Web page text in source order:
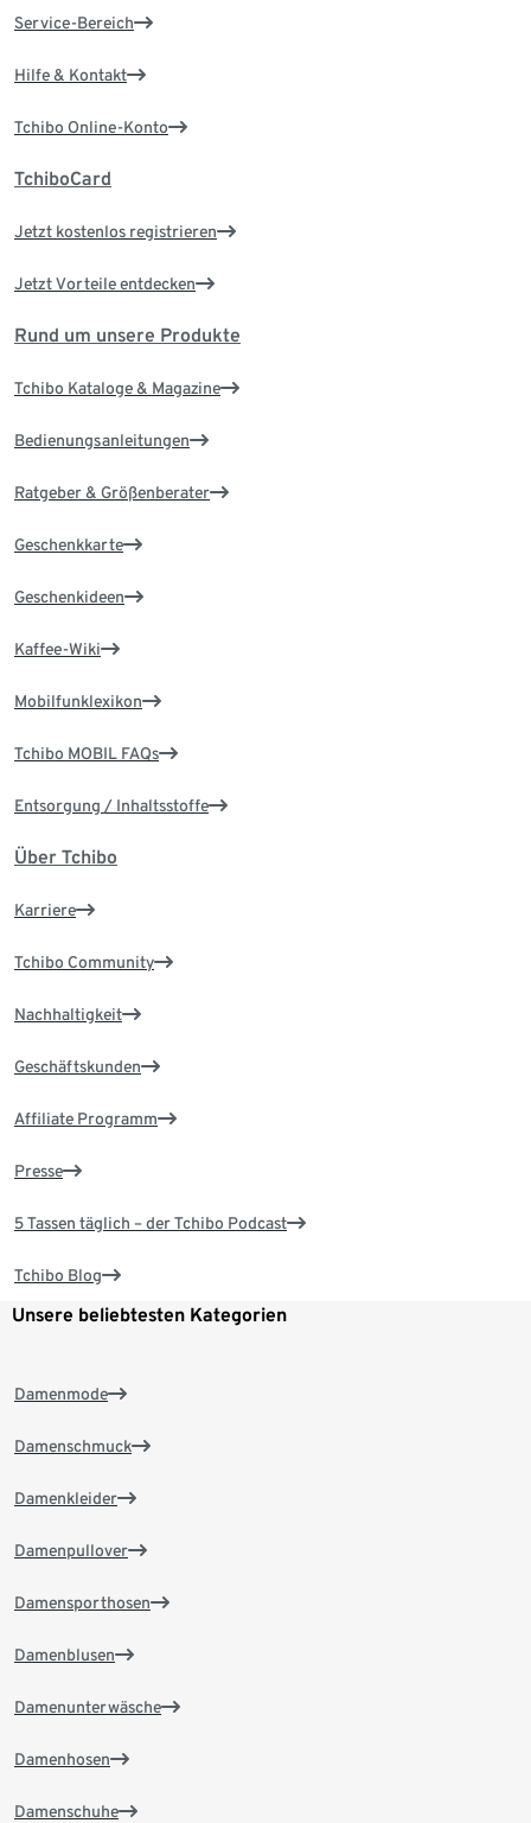
Service-Bereich
Hilfe & Kontakt
Tchibo Online-Konto
TchiboCard
Jetzt kostenlos registrieren
Jetzt Vorteile entdecken
Rund um unsere Produkte
Tchibo Kataloge & Magazine
Bedienungsanleitungen
Ratgeber & Größenberater
Geschenkkarte
Geschenkideen
Kaffee-Wiki
Mobilfunklexikon
Tchibo MOBIL FAQs
Entsorgung / Inhaltsstoffe
Über Tchibo
Karriere
Tchibo Community
Nachhaltigkeit
Geschäftskunden
Affiliate Programm
Presse
5 Tassen täglich – der Tchibo Podcast
Tchibo Blog
Unsere beliebtesten Kategorien
Damenmode
Damenschmuck
Damenkleider
Damenpullover
Damensporthosen
Damenblusen
Damenunterwäsche
Damenhosen
Damenschuhe